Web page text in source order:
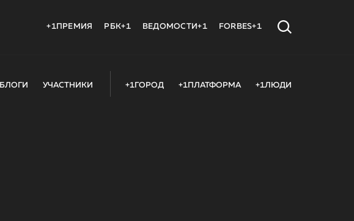
+1ПРЕМИЯ РБК+1 ВЕДОМОСТИ+1 FORBES+1
БЛОГИ УЧАСТНИКИ +1ГОРОД +1ПЛАТФОРМА +1ЛЮДИ